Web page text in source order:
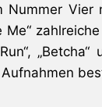
Nummer
„Betcha“